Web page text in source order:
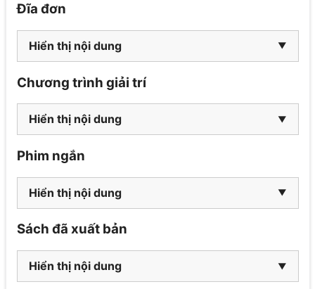
Đĩa đơn
Hiển thị nội dung
Chương trình giải trí
Hiển thị nội dung
Phim ngắn
Hiển thị nội dung
Sách đã xuất bản
Hiển thị nội dung